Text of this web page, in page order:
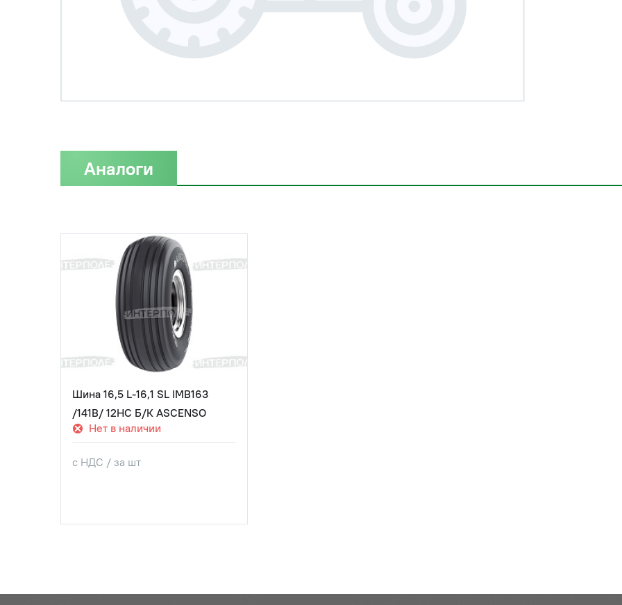
Аналоги
Шина 16,5 L-16,1 SL IMB163
/141B/ 12НС Б/К ASCENSO
Нет в наличии
с НДС / за шт